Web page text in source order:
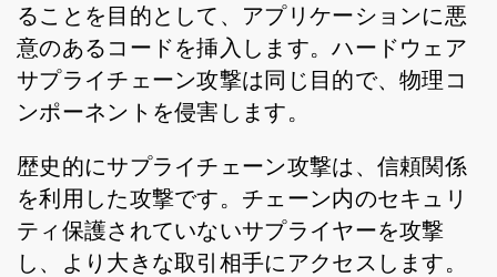
ることを目的として、アプリケーションに悪
意のあるコードを挿入します。ハードウェア
サプライチェーン攻撃は同じ目的で、物理コ
ンポーネントを侵害します。
歴史的にサプライチェーン攻撃は、信頼関係
を利用した攻撃です。チェーン内のセキュリ
ティ保護されていないサプライヤーを攻撃
し、より大きな取引相手にアクセスします。